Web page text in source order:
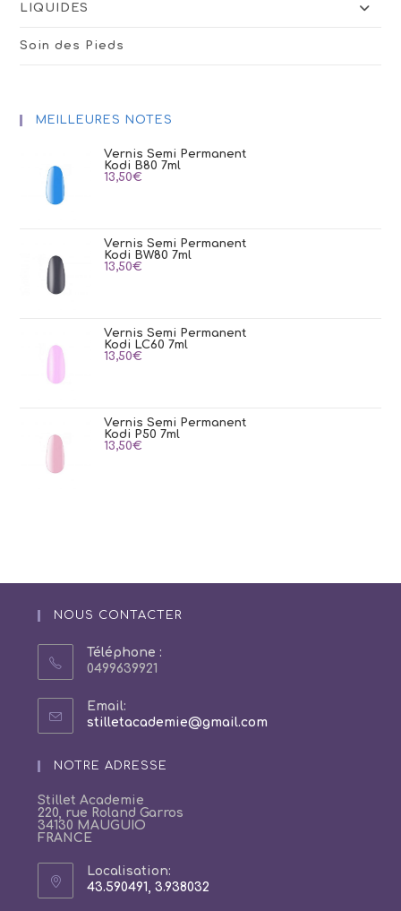
LIQUIDES
Soin des Pieds
MEILLEURES NOTES
Vernis Semi Permanent
Kodi B80 7ml
13,50€
Vernis Semi Permanent
Kodi BW80 7ml
13,50€
Vernis Semi Permanent
Kodi LC60 7ml
13,50€
Vernis Semi Permanent
Kodi P50 7ml
13,50€
NOUS CONTACTER
Téléphone :
0499639921
Email:
stilletacademie@gmail.comS’ouvre
NOTRE ADRESSE
Stillet Academie
220, rue Roland Garros
34130 MAUGUIO
FRANCE
Localisation:
43.590491, 3.938032